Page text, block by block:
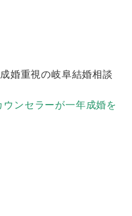
婚重視の岐阜結婚相談
ンセラーが一年成婚を